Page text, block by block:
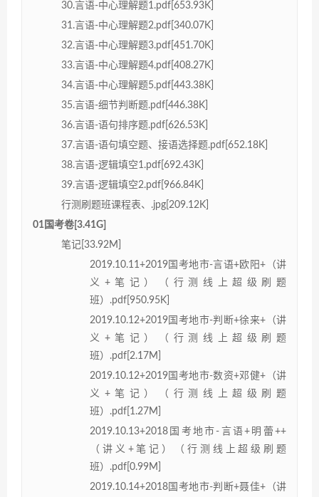
30.言语-中心理解题1.pdf[653.93K]
31.言语-中心理解题2.pdf[340.07K]
32.言语-中心理解题3.pdf[451.70K]
33.言语-中心理解题4.pdf[408.27K]
34.言语-中心理解题5.pdf[443.38K]
35.言语-细节判断题.pdf[446.38K]
36.言语-语句排序题.pdf[626.53K]
37.言语-语句填空题、接语选择题.pdf[652.18K]
38.言语-逻辑填空1.pdf[692.43K]
39.言语-逻辑填空2.pdf[966.84K]
行测刷题班课程表、.jpg[209.12K]
01国考卷[3.41G]
笔记[33.92M]
2019.10.11+2019国考地市-言语+欧阳+（讲
义+笔记）（行测线上超级刷题
班）.pdf[950.95K]
2019.10.12+2019国考地市-判断+徐来+（讲
义+笔记）（行测线上超级刷题
班）.pdf[2.17M]
2019.10.12+2019国考地市-数资+邓健+（讲
义+笔记）（行测线上超级刷题
班）.pdf[1.27M]
2019.10.13+2018国考地市-言语+明蕾++
（讲义+笔记）（行测线上超级刷题
班）.pdf[0.99M]
2019.10.14+2018国考地市-判断+聂佳+（讲